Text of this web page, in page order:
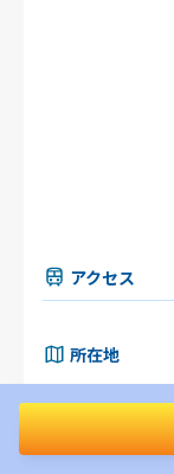
アクセス
所在地
対応エリア